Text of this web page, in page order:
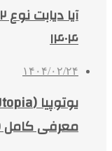
۱۴۰۴
۱۴۰۴/۰۲/۲۴
معرفی کامل UUSD + آموزش خرید از مهران بیت